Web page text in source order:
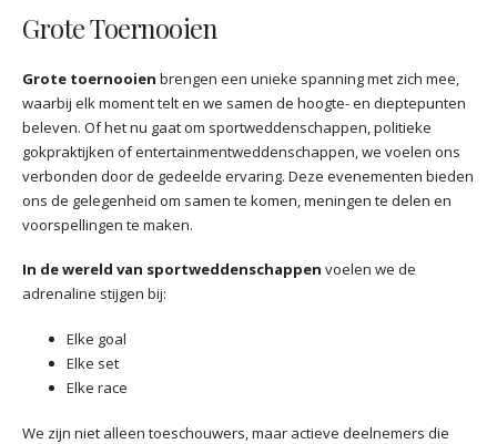
Grote Toernooien
Grote toernooien brengen een unieke spanning met zich mee,
waarbij elk moment telt en we samen de hoogte- en dieptepunten
beleven. Of het nu gaat om sportweddenschappen, politieke
gokpraktijken of entertainmentweddenschappen, we voelen ons
verbonden door de gedeelde ervaring. Deze evenementen bieden
ons de gelegenheid om samen te komen, meningen te delen en
voorspellingen te maken.
In de wereld van sportweddenschappen voelen we de
adrenaline stijgen bij:
Elke goal
Elke set
Elke race
We zijn niet alleen toeschouwers, maar actieve deelnemers die